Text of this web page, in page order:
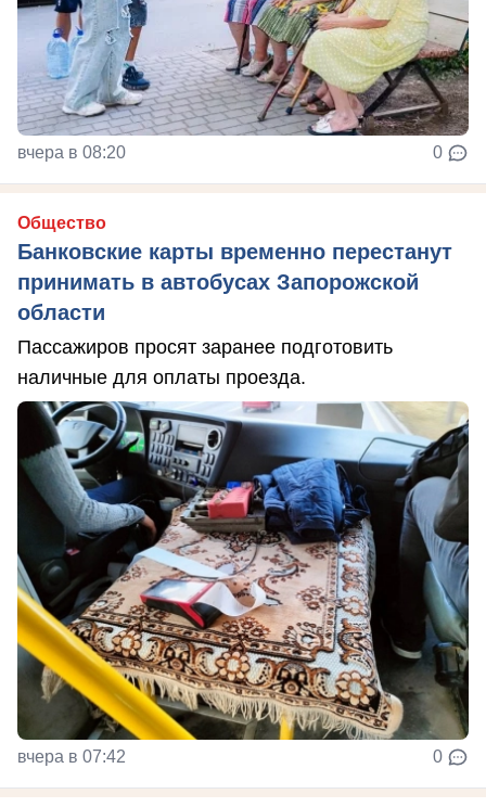
вчера в 08:20 0
Общество
Банковские карты временно перестанут
принимать в автобусах Запорожской
области
Пассажиров просят заранее подготовить
наличные для оплаты проезда.
вчера в 07:42 0